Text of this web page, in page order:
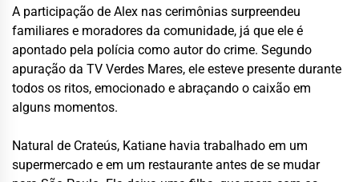
A participação de Alex nas cerimônias surpreendeu
familiares e moradores da comunidade, já que ele é
apontado pela polícia como autor do crime. Segundo
apuração da TV Verdes Mares, ele esteve presente durante
todos os ritos, emocionado e abraçando o caixão em
alguns momentos.
Natural de Crateús, Katiane havia trabalhado em um
supermercado e em um restaurante antes de se mudar